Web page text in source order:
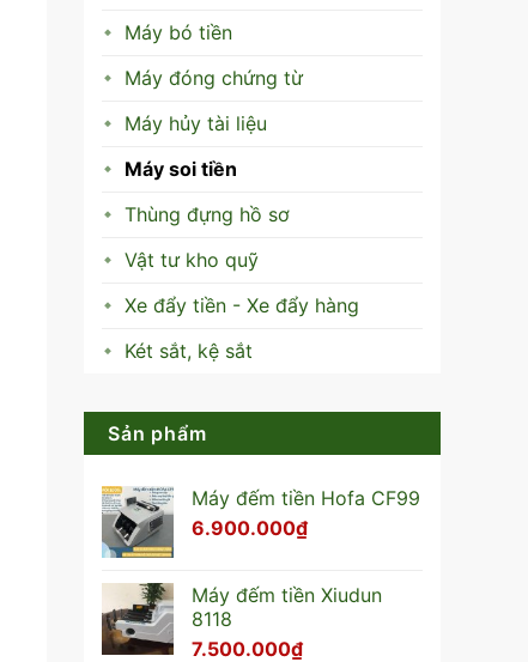
Máy bó tiền
Máy đóng chứng từ
Máy hủy tài liệu
Máy soi tiền
Thùng đựng hồ sơ
Vật tư kho quỹ
Xe đẩy tiền - Xe đẩy hàng
Két sắt, kệ sắt
Sản phẩm
Máy đếm tiền Hofa CF99
6.900.000₫
Máy đếm tiền Xiudun
8118
7.500.000₫